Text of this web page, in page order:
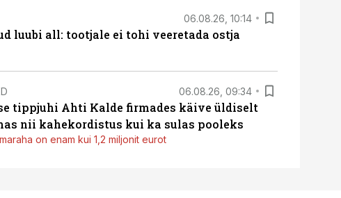
06.08.26, 10:14
luubi all: tootjale ei tohi veeretada ostja
06.08.26, 09:34
tippjuhi Ahti Kalde firmades käive üldiselt
nii kahekordistus kui ka sulas pooleks
on enam kui 1,2 miljonit eurot